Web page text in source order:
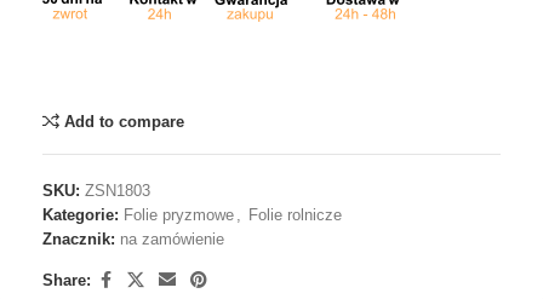
Add to compare
SKU: ZSN1803
Kategorie: Folie pryzmowe , Folie rolnicze
Znacznik: na zamówienie
Share: